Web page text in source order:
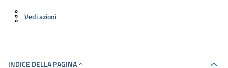
Vedi azioni
INDICE DELLA PAGINA